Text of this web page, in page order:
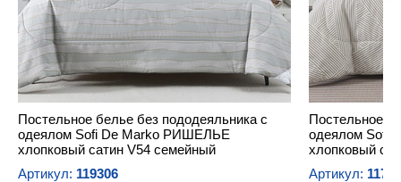
Постельное белье без пододеяльника с
одеялом Sofi De Marko РИШЕЛЬЕ
хлопковый сатин V54 семейный
Артикул: 119306
Постельное
одеялом Sofi
хлопковый
Артикул: